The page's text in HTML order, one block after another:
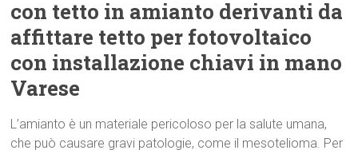
con tetto in amianto derivanti da
affittare tetto per fotovoltaico
con installazione chiavi in mano
Varese
L’amianto è un materiale pericoloso per la salute umana,
che può causare gravi patologie, come il mesotelioma. Per